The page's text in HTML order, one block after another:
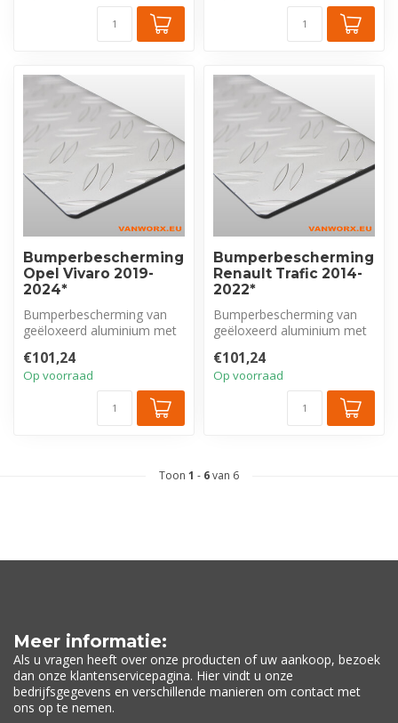
Bumperbescherming
Opel Vivaro 2019-
2024*
Bumperbescherming van
geëloxeerd aluminium met
Ope...
€101,24
Op voorraad
Bumperbescherming
Renault Trafic 2014-
2022*
Bumperbescherming van
geëloxeerd aluminium met
Ren...
€101,24
Op voorraad
Toon 1 - 6van 6
Meer informatie:
Als u vragen heeft over onze producten of uw aankoop, bezoek
dan onze klantenservicepagina. Hier vindt u onze
bedrijfsgegevens en verschillende manieren om contact met
ons op te nemen.